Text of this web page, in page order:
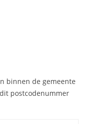
binnen de gemeente
postcodenummer